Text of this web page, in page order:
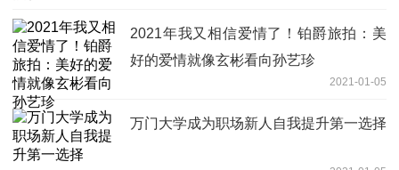
2021年我又相信爱情了！铂爵旅拍：美
好的爱情就像玄彬看向孙艺珍
2021-01-05
万门大学成为职场新人自我提升第一选择